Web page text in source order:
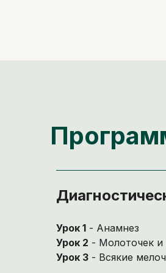
Урок 1 - Анамнез
Урок 2 - Молоточек и
Урок 3 - Всякие